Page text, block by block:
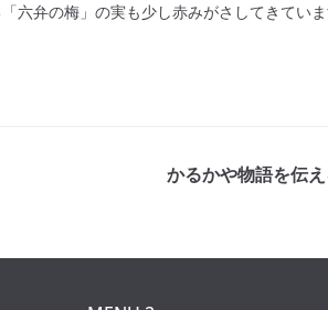
六弁の梅」の実も少し赤みがさしてきていま
かるかや物語を伝